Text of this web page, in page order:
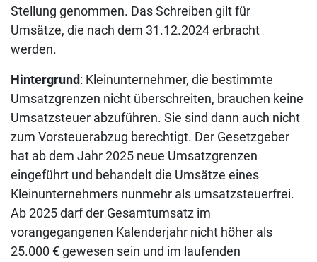
Stellung genommen. Das Schreiben gilt für
Umsätze, die nach dem 31.12.2024 erbracht
werden.
Hintergrund: Kleinunternehmer, die bestimmte
Umsatzgrenzen nicht überschreiten, brauchen keine
Umsatzsteuer abzuführen. Sie sind dann auch nicht
zum Vorsteuerabzug berechtigt. Der Gesetzgeber
hat ab dem Jahr 2025 neue Umsatzgrenzen
eingeführt und behandelt die Umsätze eines
Kleinunternehmers nunmehr als umsatzsteuerfrei.
Ab 2025 darf der Gesamtumsatz im
vorangegangenen Kalenderjahr nicht höher als
25.000 € gewesen sein und im laufenden